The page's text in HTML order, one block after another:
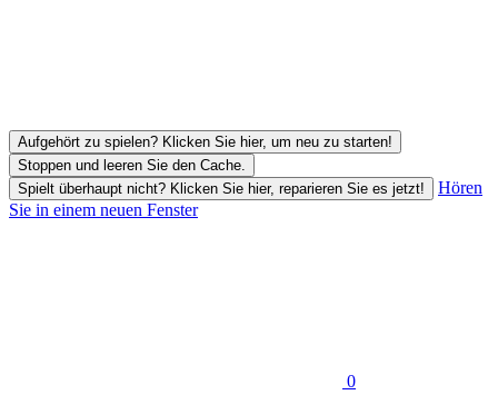
Aufgehört zu spielen? Klicken Sie hier, um neu zu starten!
Stoppen und leeren Sie den Cache.
Spielt überhaupt nicht? Klicken Sie hier, reparieren Sie es jetzt!
Hören
Sie in einem neuen Fenster
0